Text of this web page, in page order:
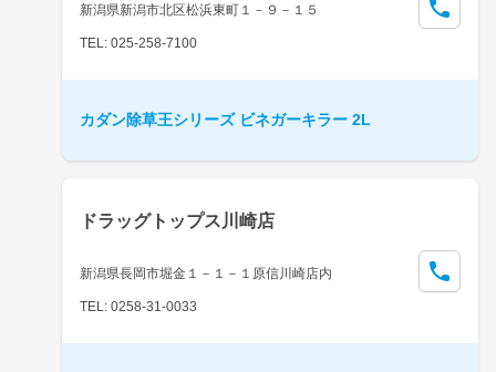
新潟県新潟市北区松浜東町１－９－１５
TEL: 025-258-7100
カダン除草王シリーズ ビネガーキラー 2L
ドラッグトップス川崎店
新潟県長岡市堀金１－１－１原信川崎店内
TEL: 0258-31-0033